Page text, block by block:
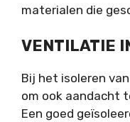
materialen die
VENTILATIE
Bij het isoleren
om ook aandacht
Een goed